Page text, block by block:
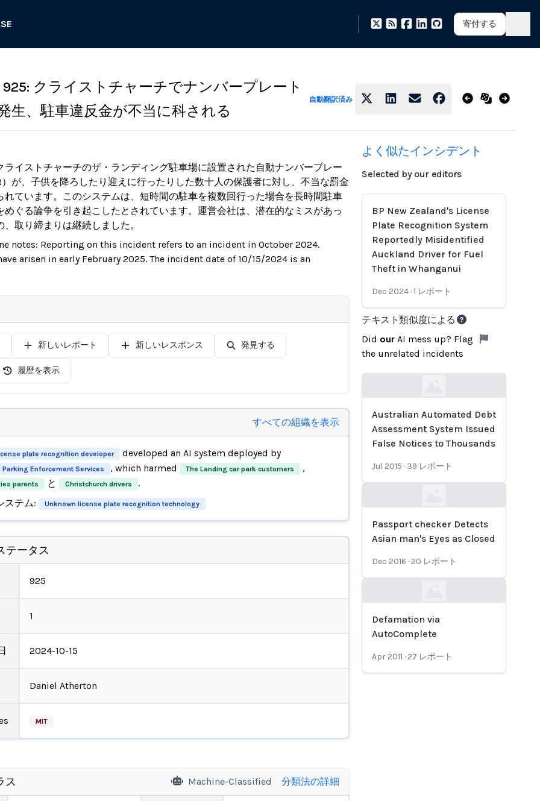
寄付する
クライストチャーチでナンバープレート
生、駐車違反金が不当に科される
自動翻訳済み
ライストチャーチのザ・ランディング駐車場に設置された自動ナンバープレー
）が、子供を降ろしたり迎えに行ったりした数十人の保護者に対し、不当な罰金
れています。このシステムは、短時間の駐車を複数回行った場合を長時間駐車
めぐる論争を引き起こしたとされています。運営会社は、潜在的なミスがあっ
取り締まりは継続しました。
notes: Reporting on this incident refers to an incident in October 2024.
arisen in early February 2025. The incident date of 10/15/2024 is an
新しいレポート 新しいレスポンス 発見する
履歴を表示
すべての組織を表示
plate recognition developer developed an AI system deployed by
Parking Enforcement Services , which harmed The Landing car park customers ,
parents と Christchurch drivers
.
ステム:
Unknown license plate recognition technology
テータス
925
1
2024-10-15
Daniel Atherton
MIT
ス Machine-Classified 分類法の詳細
よく似たインシデント
Selected by our editors
BP New Zealand's License
Plate Recognition System
Reportedly Misidentified
Auckland Driver for Fuel
Theft in Whanganui
Dec 2024 ·1 レポート
テキスト類似度による
Did our AI mess up? Flag
the unrelated incidents
Australian Automated Debt
Assessment System Issued
False Notices to Thousands
Jul 2015 · 39 レポート
Passport checker Detects
Asian man's Eyes as Closed
Dec 2016 · 20 レポート
Defamation via
AutoComplete
Apr 2011 · 27 レポート